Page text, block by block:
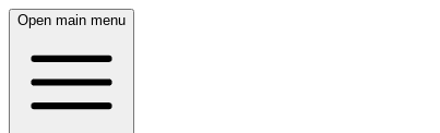
Open main menu